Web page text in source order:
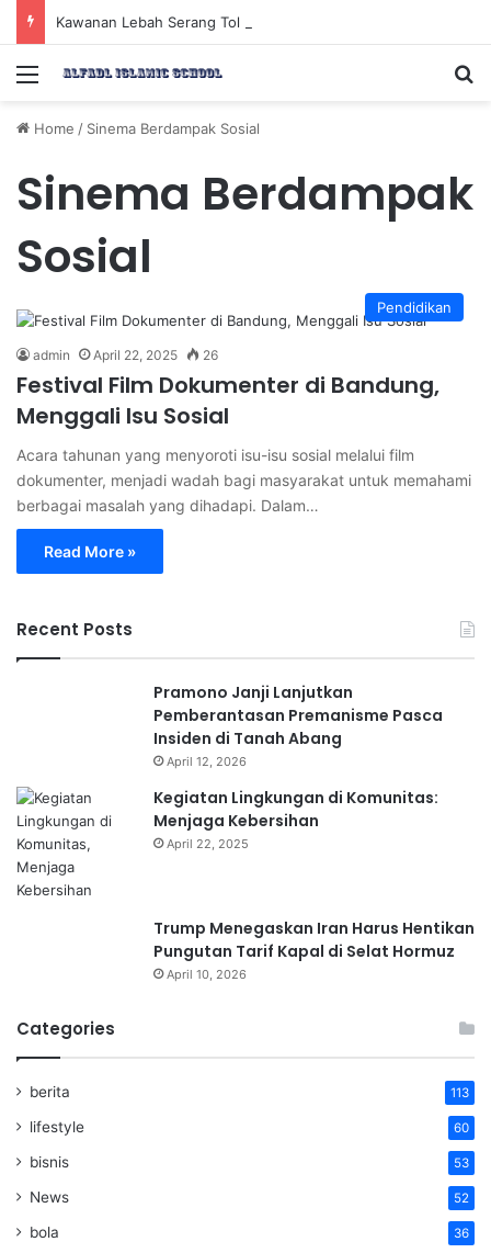
Menu
Home / Sinema Berdampak Sosial
Sinema Berdampak
Sosial
Pendidikan
admin April 22, 2025 26
Festival Film Dokumenter di Bandung,
Menggali Isu Sosial
Acara tahunan yang menyoroti isu-isu sosial melalui film
dokumenter, menjadi wadah bagi masyarakat untuk memahami
berbagai masalah yang dihadapi. Dalam…
Read More »
Recent Posts
Pramono Janji Lanjutkan
Pemberantasan Premanisme Pasca
Insiden di Tanah Abang
April 12, 2026
Kegiatan Lingkungan di Komunitas:
Menjaga Kebersihan
April 22, 2025
Trump Menegaskan Iran Harus Hentikan
Pungutan Tarif Kapal di Selat Hormuz
April 10, 2026
Categories
berita 113
lifestyle 60
bisnis 53
News 52
bola 36